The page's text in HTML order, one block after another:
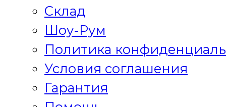
Склад
Шоу-Рум
Политика
Условия соглашения
Гарантия